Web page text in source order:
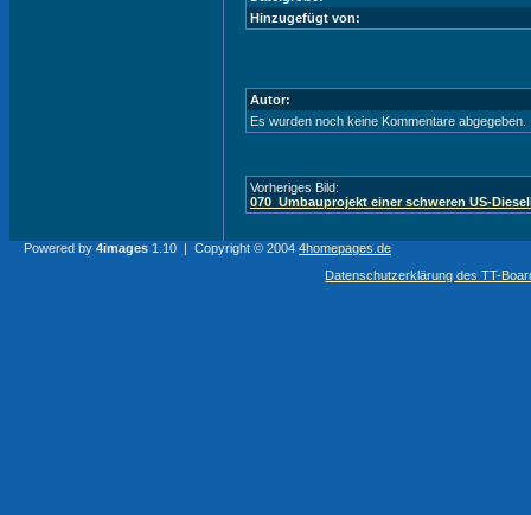
Hinzugefügt von:
Autor:
Es wurden noch keine Kommentare abgegeben.
Vorheriges Bild:
070_Umbauprojekt einer schweren US-
Powered by 4images 1.10 | Copyright © 2004 4homepages.de
Datenschutzerklärung des TT-